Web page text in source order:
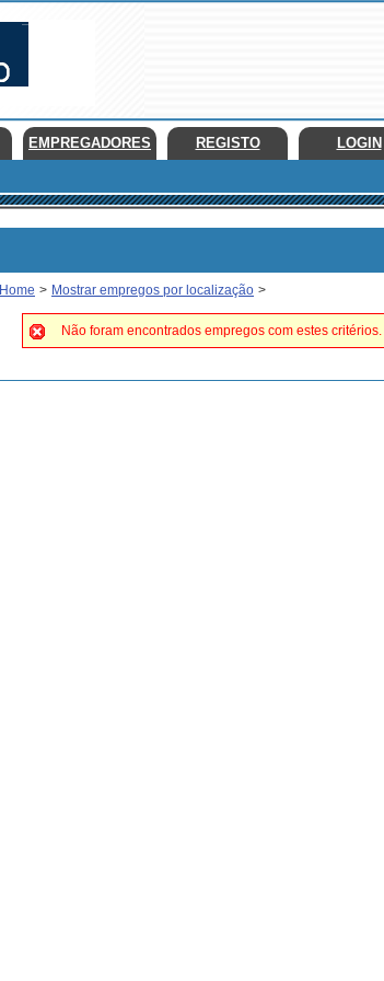
EMPREGADORES REGISTO LOGIN
Home > Mostrar empregos por localização >
Não foram encontrados empregos com estes critérios.